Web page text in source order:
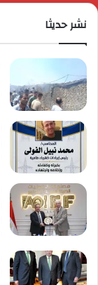
ترويجية
حصرية
نشر حديثا